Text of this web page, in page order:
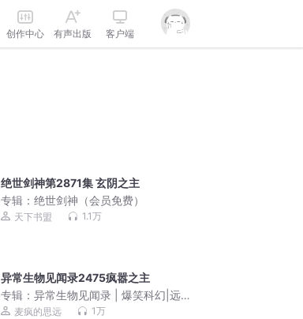
创作中心 有声出版 客户端
绝世剑神第2871集 玄阴之主
专辑：绝世剑神（会员免费）
天下书盟 1.1万
异常生物见闻录2475疯嚣之主
专辑：异常生物见闻录 | 爆笑科幻|远瞳|
希灵三部曲|多人有声剧|深海余烬前作
麦疯的思远 1万